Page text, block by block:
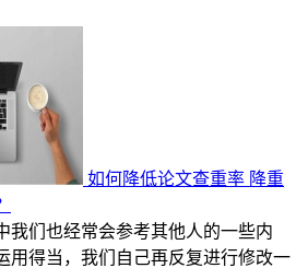
如何降低论文查重率 降重
我们也经常会参考其他人的一些内
用得当，我们自己再反复进行修改一